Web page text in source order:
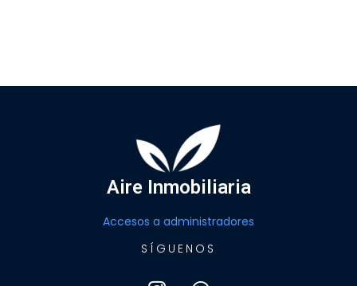
Aire Inmobiliaria
Accesos a administradores
SÍGUENOS